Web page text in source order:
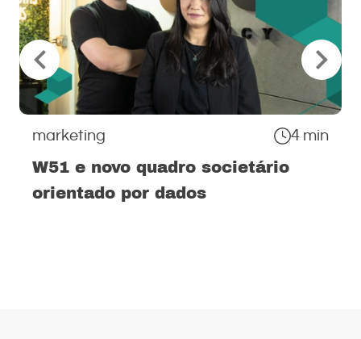
marketing 4 min
W51 e novo quadro societário
orientado por dados